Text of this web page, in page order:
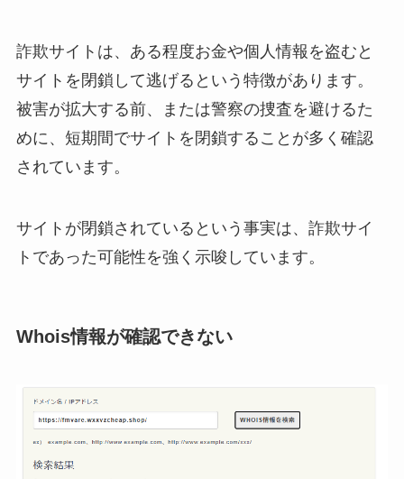
詐欺サイトは、ある程度お金や個人情報を盗むと
サイトを閉鎖して逃げるという特徴があります。
被害が拡大する前、または警察の捜査を避けるた
めに、短期間でサイトを閉鎖することが多く確認
されています。
サイトが閉鎖されているという事実は、詐欺サイ
トであった可能性を強く示唆しています。
Whois情報が確認できない